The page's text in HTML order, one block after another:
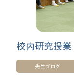
校内研究授
先生ブログ